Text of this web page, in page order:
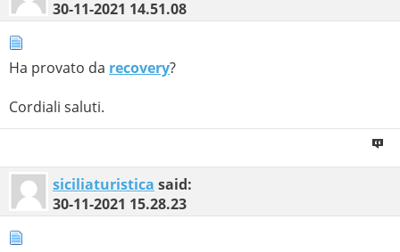
30-11-2021 14.51.08
Ha provato da recovery?
Cordiali saluti.
siciliaturistica said:
30-11-2021 15.28.23